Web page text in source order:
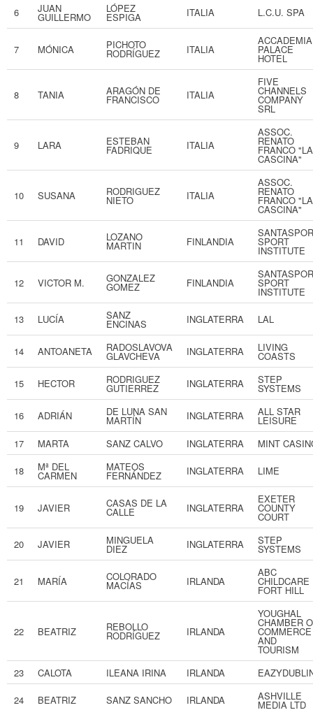
6 JUAN
GUILLERMO
LÓPEZ
ESPIGA ITALIA L.C.U. SPA
7 MÓNICA PICHOTO
RODRÍGUEZ ITALIA
ACCADEMIA
PALACE
HOTEL
8 TANIA ARAGÓN DE
FRANCISCO ITALIA
FIVE
CHANNELS
COMPANY
SRL
9 LARA ESTEBAN
FADRIQUE ITALIA
ASSOC.
RENATO
FRANCO "LA
CASCINA"
10 SUSANA RODRIGUEZ
NIETO ITALIA
ASSOC.
RENATO
FRANCO "LA
CASCINA"
11 DAVID LOZANO
MARTIN FINLANDIA SPORT
INSTITUTE
12 VICTOR M. GONZALEZ
GOMEZ FINLANDIA SPORT
INSTITUTE
13 LUCÍA SANZ
ENCINAS INGLATERRA LAL
14 ANTOANETA RADOSLAVOVA
GLAVCHEVA INGLATERRA LIVING
COASTS
15 HECTOR RODRIGUEZ
GUTIERREZ INGLATERRA STEP
SYSTEMS
16 ADRIÁN DE LUNA SAN
MARTÍN INGLATERRA ALL STAR
LEISURE
17
MARTA SANZ CALVO INGLATERRA MINT
18 Mª DEL
CARMEN
MATEOS
FERNÁNDEZ INGLATERRA LIME
19 JAVIER CASAS DE LA
CALLE INGLATERRA
EXETER
COUNTY
COURT
20 JAVIER MINGUELA
DIEZ INGLATERRA STEP
SYSTEMS
21 MARÍA COLORADO
MACÍAS IRLANDA
ABC
FORT HILL
22 BEATRIZ REBOLLO
RODRÍGUEZ IRLANDA
YOUGHAL
CHAMBER
COMMERCE
AND
TOURISM
23
CALOTA ILEANA IRINA IRLANDA
24 BEATRIZ SANZ SANCHO IRLANDA ASHVILLE
MEDIA LTD